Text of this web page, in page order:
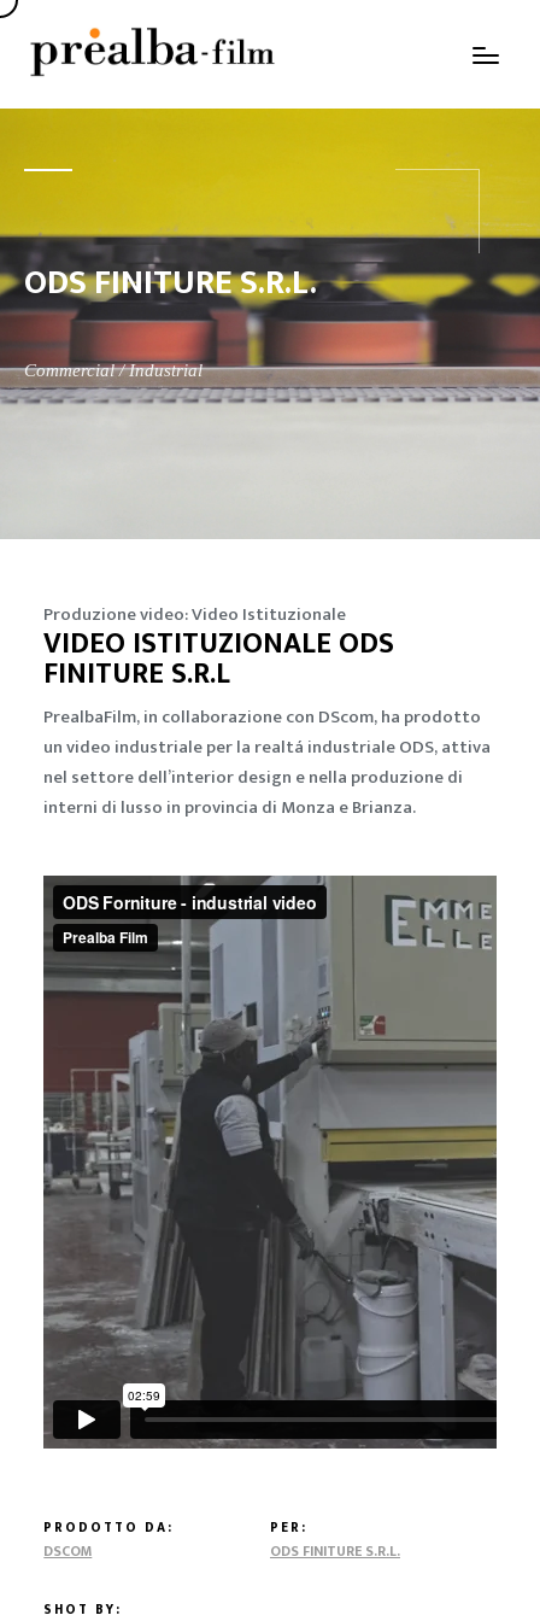
ODS FINITURE S.R.L.
Commercial / Industrial
Produzione video: Video Istituzionale
VIDEO ISTITUZIONALE ODS
FINITURE S.R.L
PrealbaFilm, in collaborazione con DScom, ha prodotto
un video industriale per la realtá industriale ODS, attiva
nel settore dell’interior design e nella produzione di
interni di lusso in provincia di Monza e Brianza.
PRODOTTO DA:
DSCOM
PER:
ODS FINITURE S.R.L.
SHOT BY: